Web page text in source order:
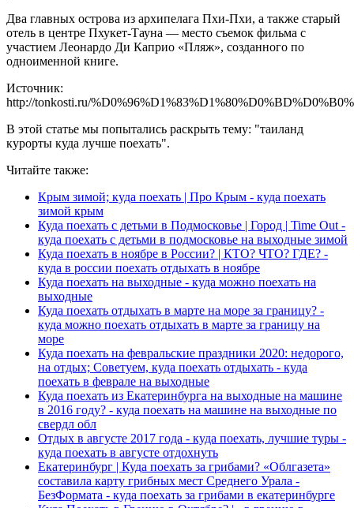
Два главных острова из архипелага Пхи-Пхи, а также старый
отель в центре Пхукет-Тауна — место съемок фильма с
участием Леонардо Ди Каприо «Пляж», созданного по
одноименной книге.
Источник:
http://tonkosti.ru/
В этой статье мы попытались раскрыть тему: "таиланд
курорты куда лучше поехать".
Читайте также:
Крым зимой; куда поехать | Про Крым - куда поехать
зимой крым
Куда поехать с детьми в Подмосковье | Город | Time Out -
куда поехать с детьми в подмосковье на выходные зимой
Куда поехать в ноябре в России? | КТО? ЧТО? ГДЕ? -
куда в россии поехать отдыхать в ноябре
Куда поехать на выходные - куда можно поехать на
выходные
Куда поехать отдыхать в марте на море за границу? -
куда можно поехать отдыхать в марте за границу на
море
Куда поехать на февральские праздники 2020: недорого,
на отдых; Советуем, куда поехать отдыхать - куда
поехать в феврале на выходные
Куда поехать из Екатеринбурга на выходные на машине
в 2016 году? - куда поехать на машине на выходные по
свердл обл
Отдых в августе 2017 года - куда поехать, лучшие туры -
куда поехать в августе отдохнуть
Екатеринбург | Куда поехать за грибами? «Облгазета»
составила карту грибных мест Среднего Урала -
БезФормата - куда поехать за грибами в екатеринбурге